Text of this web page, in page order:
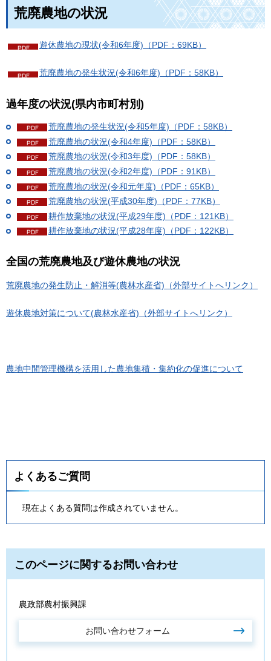
荒廃農地の状況
遊休農地の現状(令和6年度)（PDF：69KB）
荒廃農地の発生状況(令和6年度)（PDF：58KB）
過年度の状況(県内市町村別)
荒廃農地の発生状況(令和5年度)（PDF：58KB）
荒廃農地の状況(令和4年度)（PDF：58KB）
荒廃農地の状況(令和3年度)（PDF：58KB）
荒廃農地の状況(令和2年度)（PDF：91KB）
荒廃農地の状況(令和元年度)（PDF：65KB）
荒廃農地の状況(平成30年度)（PDF：77KB）
耕作放棄地の状況(平成29年度)（PDF：121KB）
耕作放棄地の状況(平成28年度)（PDF：122KB）
全国の荒廃農地及び遊休農地の状況
荒廃農地の発生防止・解消等(農林水産省)（外部サイトへリンク）
遊休農地対策について(農林水産省)（外部サイトへリンク）
農地中間管理機構を活用した農地集積・集約化の促進について
よくあるご質問
現在よくある質問は作成されていません。
このページに関するお問い合わせ
農政部農村振興課